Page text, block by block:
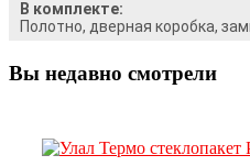
В комплекте:
Полотно, дверная коробка,
Вы недавно смотрели